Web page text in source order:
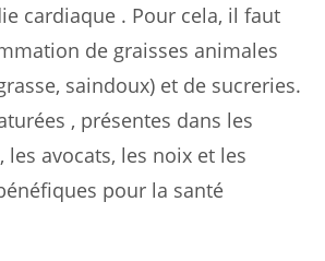
cardiaque . Pour cela, il faut
de graisses animales
saindoux) et de sucreries.
, présentes dans les
les avocats, les noix et les
pour la santé